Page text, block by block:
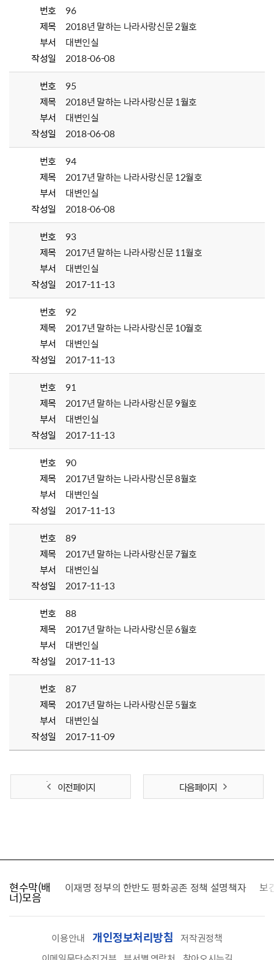
번호
96
제목
2018년 말하는 나라사랑신문 2월호
부서
대변인실
작성일
2018-06-08
번호
95
제목
2018년 말하는 나라사랑신문 1월호
부서
대변인실
작성일
2018-06-08
번호
94
제목
2017년 말하는 나라사랑신문 12월호
부서
대변인실
작성일
2018-06-08
번호
93
제목
2017년 말하는 나라사랑신문 11월호
부서
대변인실
작성일
2017-11-13
번호
92
제목
2017년 말하는 나라사랑신문 10월호
부서
대변인실
작성일
2017-11-13
번호
91
제목
2017년 말하는 나라사랑신문 9월호
부서
대변인실
작성일
2017-11-13
번호
90
제목
2017년 말하는 나라사랑신문 8월호
부서
대변인실
작성일
2017-11-13
번호
89
제목
2017년 말하는 나라사랑신문 7월호
부서
대변인실
작성일
2017-11-13
번호
88
제목
2017년 말하는 나라사랑신문 6월호
부서
대변인실
작성일
2017-11-13
번호
87
제목
2017년 말하는 나라사랑신문 5월호
부서
대변인실
작성일
2017-11-09
이전 페이지 다음 페이지
현수막(배
너)모음
찾습니다 이재명 정부의 한반도 평화공존 정책 설명책자 보
이용안내 개인정보처리방침
저작권정책